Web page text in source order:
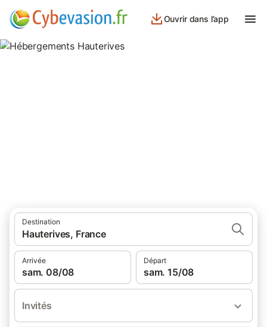
Ouvrir dans l’app
Destination
Hauterives, France
Arrivée
sam. 08/08
Départ
sam. 15/08
Invités